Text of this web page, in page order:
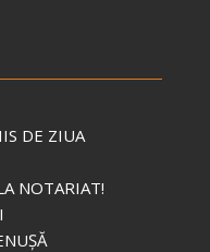
DE ZIUA
NOTARIAT!